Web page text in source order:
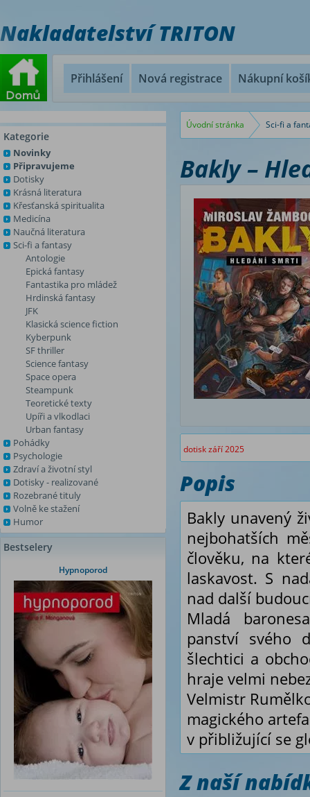
Nakladatelství TRITON
Přihlášení Nová registrace Nákupní
Kategorie
Novinky
Připravujeme
Dotisky
Krásná literatura
Křesťanská spiritualita
Medicína
Naučná literatura
Sci-fi a fantasy
Antologie
Epická fantasy
Fantastika pro mládež
Hrdinská fantasy
JFK
Klasická science fiction
Kyberpunk
SF thriller
Science fantasy
Space opera
Steampunk
Teoretické texty
Upíři a vlkodlaci
Urban fantasy
Pohádky
Psychologie
Zdraví a životní styl
Dotisky - realizované
Rozebrané tituly
Volně ke stažení
Humor
Bestselery
Hypnoporod
Úvodní stránka Sci-fi a
Bakly –
dotisk září 2025
Popis
Bakly unavený
nejbohatších
člověku, na
laskavost. S
nad další
Mladá
panství svého
šlechtici a
hraje velmi
Velmistr
magického
v přibližující se
Z naší